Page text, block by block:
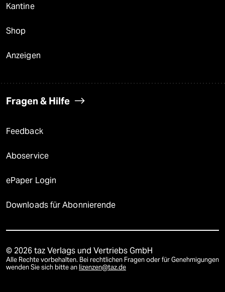
Kantine
Shop
Anzeigen
Fragen & Hilfe
Feedback
Aboservice
ePaper Login
Downloads für Abonnierende
© 2026 taz Verlags und Vertriebs GmbH
Alle Rechte vorbehalten. Bei rechtlichen Fragen oder für Genehmigungen
wenden Sie sich bitte an lizenzen@taz.de